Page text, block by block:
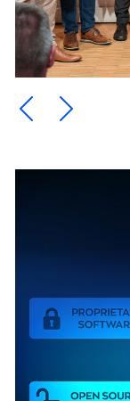
Ein Element
Ein